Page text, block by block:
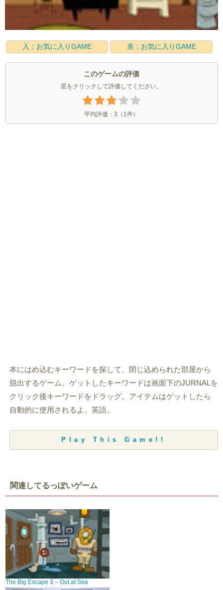
入：お気に入りGAME 表：お気に入りGAME
このゲームの評価
星をクリックして評価してください。
平均評価： 3 （ 1件）
本にはめ込むキーワードを探して、閉じ込められた部屋から
脱出するゲーム。ゲットしたキーワードは画面下のJURNALを
クリック後キーワードをドラッグ。アイテムはゲットしたら
自動的に使用されるよ。英語。
Play This Game!!
関連してるっぽいゲーム
The Big Escape 3 – Out at Sea